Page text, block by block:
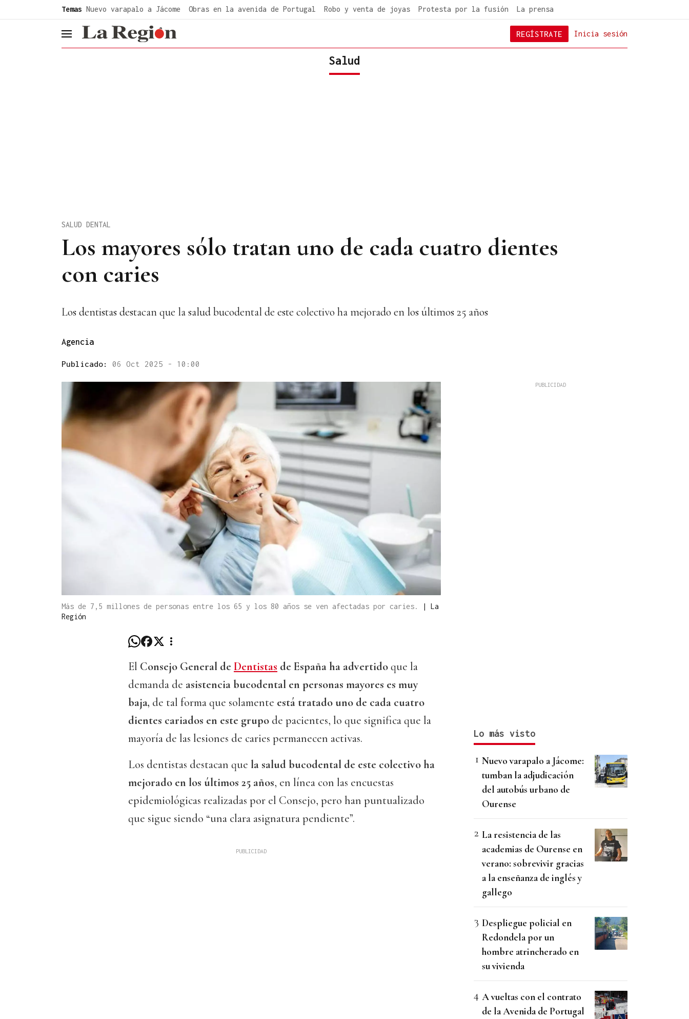
Temas Nuevo varapalo a Jácome Obras en la avenida de Portugal Robo y venta de joyas Protesta por la fusión La prensa
header.menu.open Inicia sesión
REGÍSTRATE
Salud
Los mayores sólo tratan uno de cada cuatro dientes
con caries
SALUD DENTAL
Los dentistas destacan que la salud bucodental de este colectivo ha mejorado en los últimos 25 años
Agencia
Publicado: 06 Oct 2025 - 10:00
Más de 7,5 millones de personas entre los 65 y los 80 años se ven afectadas por caries. | La
Región
El Consejo General de Dentistas de España ha advertidoque la
demanda de asistencia bucodental en personas mayores es muy
baja, de tal forma que solamente está tratado uno de cada cuatro
dientes cariados en este grupo de pacientes, lo que significa que la
mayoría de las lesiones de caries permanecen activas.
Los dentistas destacan que la salud bucodental de este colectivo ha
mejorado en los últimos 25 años, en línea con las encuestas
epidemiológicas realizadas por el Consejo, pero han puntualizado
que sigue siendo “una clara asignatura pendiente”.
Lo más visto
Nuevo varapalo a Jácome:
tumban la adjudicación
del autobús urbano de
Ourense
La resistencia de las
academias de Ourense en
verano: sobrevivir gracias
a la enseñanza de inglés y
gallego
Despliegue policial en
Redondela por un
hombre atrincherado en
su vivienda
A vueltas con el contrato
de la Avenida de Portugal